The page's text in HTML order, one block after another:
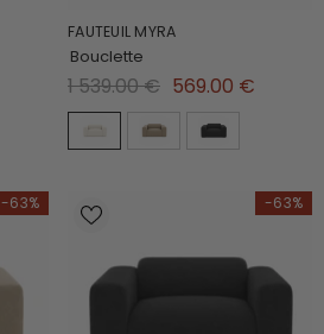
FAUTEUIL MYRA
Bouclette
1 539.00 € 569.00 €
-63% -63%